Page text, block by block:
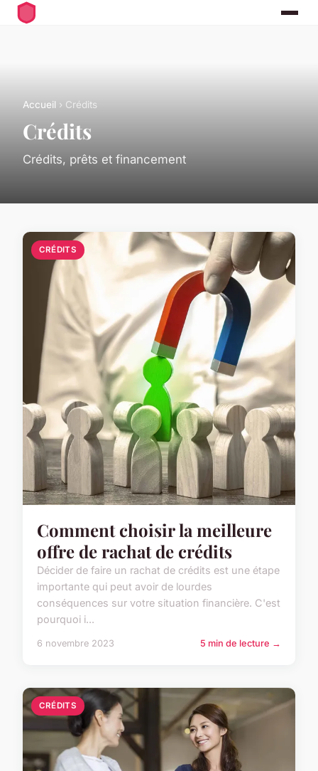
Accueil › Crédits
Crédits
Crédits, prêts et financement
CRÉDITS
Comment choisir la meilleure
offre de rachat de crédits
Décider de faire un rachat de crédits est une étape
importante qui peut avoir de lourdes
conséquences sur votre situation financière. C'est
pourquoi i...
6 novembre 2023 5 min de lecture →
CRÉDITS